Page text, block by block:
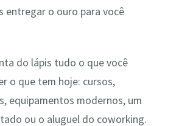
entregar o ouro para você
do lápis tudo o que você
o que tem hoje: cursos,
equipamentos modernos, um
ou o aluguel do coworking.